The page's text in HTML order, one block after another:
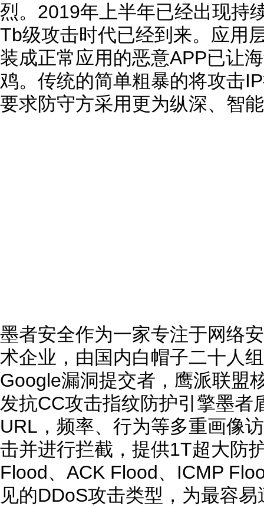
烈。2019年上半年已经出现持
Tb级攻击时代已经到来。应用
装成正常应用的恶意APP已让
鸡。传统的简单粗暴的将攻击
要求防守方采用更为纵深、智
墨者安全作为一家专注于网络
术企业，由国内白帽子二十人
Google漏洞提交者，鹰派联盟
发抗CC攻击指纹防护引擎墨者
URL，频率、行为等多重画像
击并进行拦截，提供1T超大防
Flood、ACK Flood、ICMP
见的DDoS攻击类型，为最容